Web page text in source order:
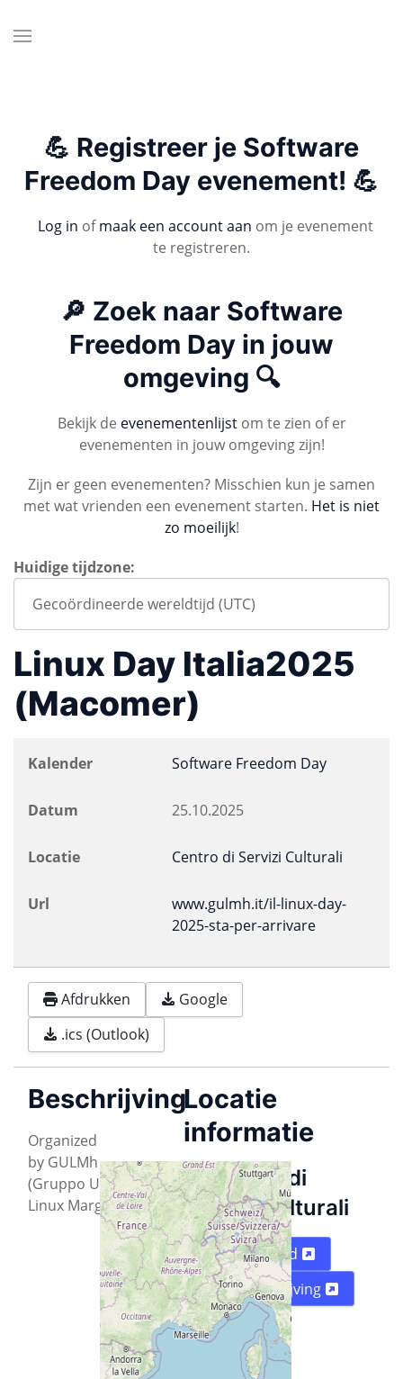
💪 Registreer je Software
Freedom Day evenement! 💪
Log in ofmaak een account aan om je evenement
te registreren.
🔎 Zoek naar Software
Freedom Day in jouw
omgeving 🔍
Bekijk de evenementenlijstom te zien of er
evenementen in jouw omgeving zijn!
Zijn er geen evenementen? Misschien kun je samen
met wat vrienden een evenement starten. Het is niet
zo moeilijk!
Huidige tijdzone:
Linux Day Italia2025
(Macomer)
Kalender Software Freedom Day
Datum 25.10.2025
Locatie Centro di Servizi Culturali
Url
www.gulmh.it/il-linux-day-
2025-sta-per-arrivare
Afdrukken
Google
.ics (Outlook)
Beschrijving
Organized
by GULMh
(Gruppo Utenti
Linux Marghine)
Locatie
informatie
Centro di
Servizi Culturali
Plattegrond
Routebeschrijving